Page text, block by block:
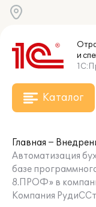
и
Каталог
Главная
Автоматизация
базе
8.ПРОФ» в
Компания